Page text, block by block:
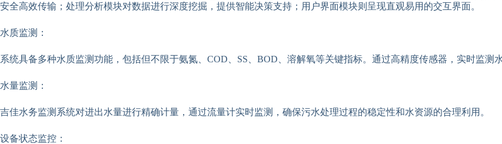
安全高效传输；处理分析模块对数据进行深度挖掘，提供智能决策支持；用户界面模块则呈现直观易用的交互界面。
水质监测：
系统具备多种水质监测功能，包括但不限于氨氮、COD、SS、BOD、溶解氧等关键指标。通过高精度传感器，实时监测
水量监测：
吉佳水务监测系统对进出水量进行精确计量，通过流量计实时监测，确保污水处理过程的稳定性和水资源的合理利用。
设备状态监控：